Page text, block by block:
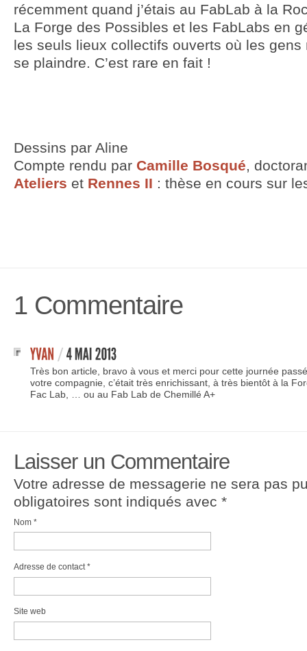
récemment quand j’étais au FabLab à la
La Forge des Possibles et les FabLabs en
les seuls lieux collectifs ouverts où les
se plaindre. C’est rare en fait !
Dessins par Aline
Compte rendu par Camille Bosqué,
Ateliers et Rennes II : thèse en cours sur
1 Commentaire
Très bon article, bravo à vous et merci pour cette journée
votre compagnie, c’était très enrichissant, à très bientôt à la
Fac Lab, … ou au Fab Lab de Chemillé A+
Laisser un Commentaire
Votre adresse de messagerie ne sera pas
obligatoires sont indiqués avec *
Nom *
Adresse de contact*
Site web